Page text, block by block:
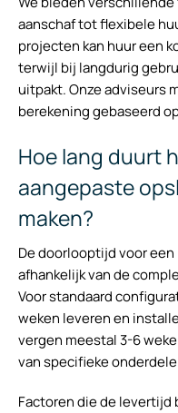
aanschaf tot flexibele
projecten kan huur een
terwijl bij langdurig
uitpakt. Onze adviseurs
berekening gebaseerd
Hoe lang duurt
aangepaste
maken?
De doorlooptijd voor een
afhankelijk van de
Voor standaard
weken leveren en
vergen meestal 3-6
van specifieke
Factoren die de levertijd